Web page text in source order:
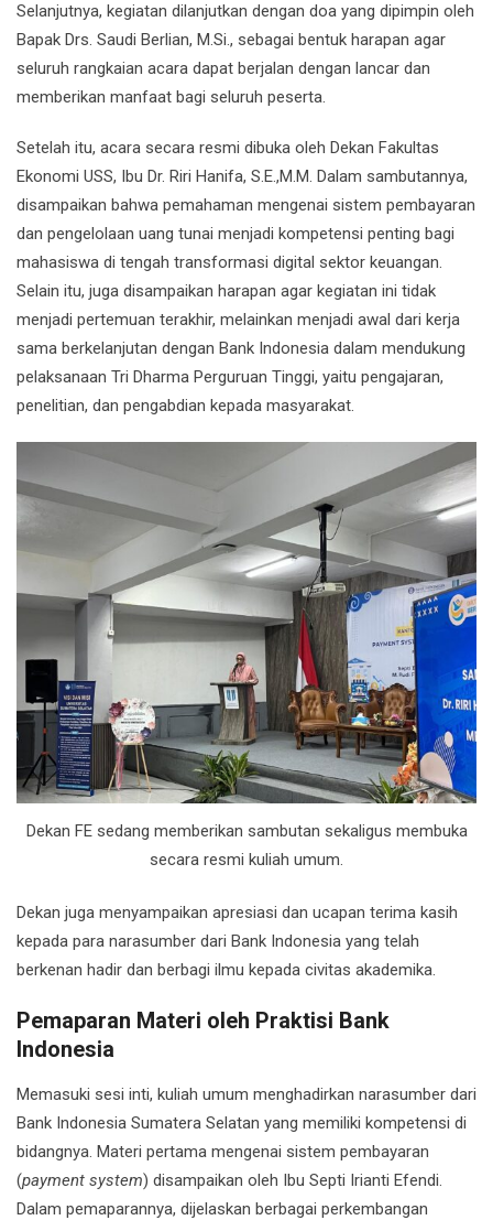
Selanjutnya, kegiatan dilanjutkan dengan doa yang dipimpin oleh
Bapak Drs. Saudi Berlian, M.Si., sebagai bentuk harapan agar
seluruh rangkaian acara dapat berjalan dengan lancar dan
memberikan manfaat bagi seluruh peserta.
Setelah itu, acara secara resmi dibuka oleh Dekan Fakultas
Ekonomi USS, Ibu Dr. Riri Hanifa, S.E.,M.M. Dalam sambutannya,
disampaikan bahwa pemahaman mengenai sistem pembayaran
dan pengelolaan uang tunai menjadi kompetensi penting bagi
mahasiswa di tengah transformasi digital sektor keuangan.
Selain itu, juga disampaikan harapan agar kegiatan ini tidak
menjadi pertemuan terakhir, melainkan menjadi awal dari kerja
sama berkelanjutan dengan Bank Indonesia dalam mendukung
pelaksanaan Tri Dharma Perguruan Tinggi, yaitu pengajaran,
penelitian, dan pengabdian kepada masyarakat.
Dekan FE sedang memberikan sambutan sekaligus membuka
secara resmi kuliah umum.
Dekan juga menyampaikan apresiasi dan ucapan terima kasih
kepada para narasumber dari Bank Indonesia yang telah
berkenan hadir dan berbagi ilmu kepada civitas akademika.
Pemaparan Materi oleh Praktisi Bank
Indonesia
Memasuki sesi inti, kuliah umum menghadirkan narasumber dari
Bank Indonesia Sumatera Selatan yang memiliki kompetensi di
bidangnya. Materi pertama mengenai sistem pembayaran
(payment system) disampaikan oleh Ibu Septi Irianti Efendi.
Dalam pemaparannya, dijelaskan berbagai perkembangan